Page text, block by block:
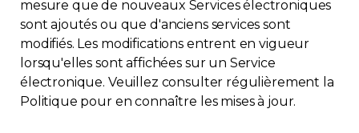
mesure que de nouveaux Services électroniques
sont ajoutés ou que d'anciens services sont
modifiés. Les modifications entrent en vigueur
lorsqu'elles sont affichées sur un Service
électronique. Veuillez consulter régulièrement la
Politique pour en connaître les mises à jour.